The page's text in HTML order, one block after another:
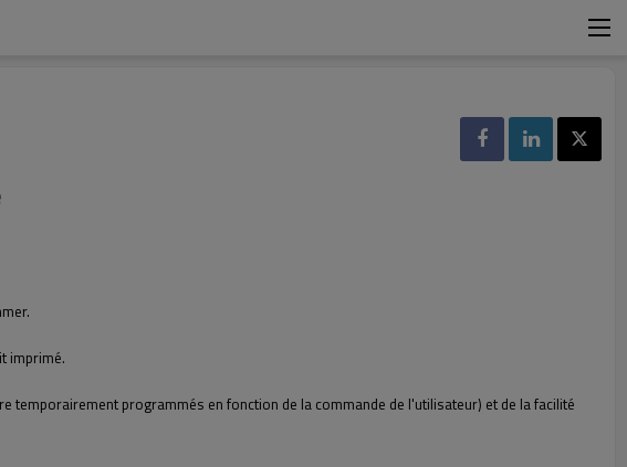
imprimé.
temporairement programmés en fonction de la commande de l'utilisateur) et de la facilité